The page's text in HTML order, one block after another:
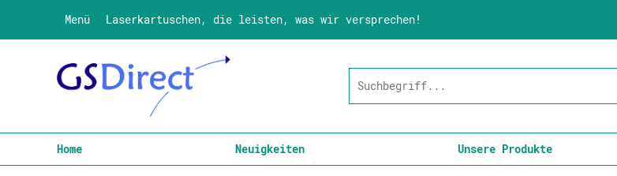
Menü Laserkartuschen, die leisten, was wir versprechen!
Home Neuigkeiten Unsere Produkte